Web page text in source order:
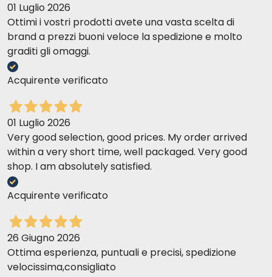
01 Luglio 2026
Ottimi i vostri prodotti avete una vasta scelta di
brand a prezzi buoni veloce la spedizione e molto
graditi gli omaggi.
Acquirente verificato
01 Luglio 2026
Very good selection, good prices. My order arrived
within a very short time, well packaged. Very good
shop. I am absolutely satisfied.
Acquirente verificato
26 Giugno 2026
Ottima esperienza, puntuali e precisi, spedizione
velocissima,consigliato